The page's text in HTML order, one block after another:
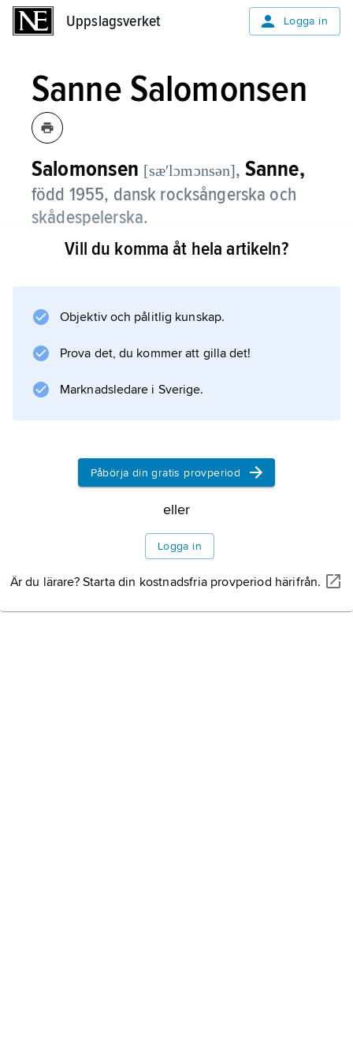
Uppslagsverket Logga in
Sanne Salomonsen
Salomonsen [sæʹlɔmɔnsən], Sanne,
född 1955, dansk rocksångerska och
skådespelerska.
Sanne Salomonsen medverkade i början av
Sanne Salomonsen
flera grupper, bland annat Anne Linnet Band
(1979–82) och Sneakers (1980–85).
Information om artikeln
Vill du komma åt hela artikeln?
Objektiv och pålitlig kunskap.
Prova det, du kommer att gilla det!
Marknadsledare i Sverige.
Påbörja din gratis provperiod
eller
Logga in
Är du lärare? Starta din kostnadsfria provperiod härifrån.